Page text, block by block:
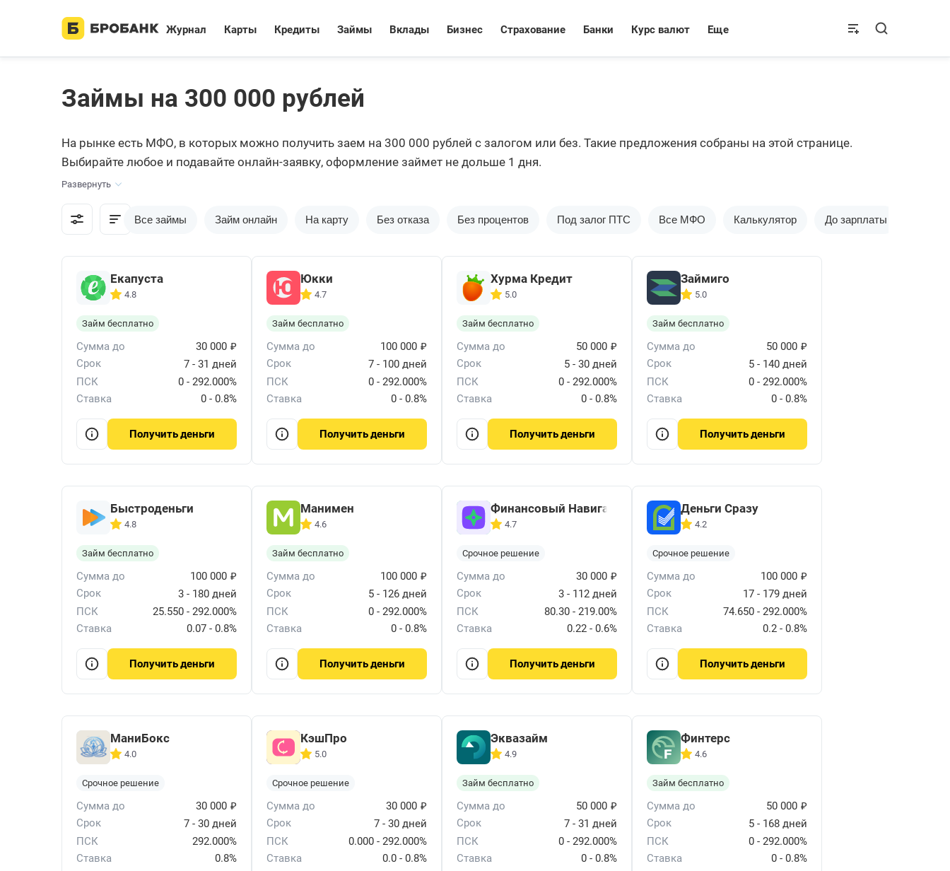
Журнал Карты Кредиты Займы Вклады Бизнес Страхование Банки Курс валют Еще
Займы на 300 000 рублей
На рынке есть МФО, в которых можно получить заем на 300 000 рублей с залогом или без. Такие предложения собраны на этой странице.
Выбирайте любое и подавайте онлайн-заявку, оформление займет не дольше 1 дня.
Развернуть
Все займы Займ онлайн На карту Без отказа Без процентов Под залог ПТС Все МФО Калькулятор До зарплаты
Екапуста
4.8
Займ бесплатно
Сумма до 30 000 ₽
Срок
7 - 31 дней
ПСК
0 - 292.000%
Ставка
0 - 0.8%
Получитьденьги
Юкки
4.7
Займ бесплатно
Сумма до 100 000 ₽
Срок
7 - 100 дней
ПСК
0 - 292.000%
Ставка
0 - 0.8%
Получитьденьги
Хурма Кредит
5.0
Займ бесплатно
Сумма до 50 000 ₽
Срок
5 - 30 дней
ПСК
0 - 292.000%
Ставка
0 - 0.8%
Получитьденьги
Займиго
5.0
Займ бесплатно
Сумма до 50 000 ₽
Срок
5 - 140 дней
ПСК
0 - 292.000%
Ставка
0 - 0.8%
Получитьденьги
Быстроденьги
4.8
Займ бесплатно
Сумма до 100 000 ₽
Срок
3 - 180 дней
ПСК
25.550 - 292.000%
Ставка
0.07 - 0.8%
Получитьденьги
Манимен
4.6
Займ бесплатно
Сумма до 100 000 ₽
Срок
5 - 126 дней
ПСК
0 - 292.000%
Ставка
0 - 0.8%
Получитьденьги
Финансовый Навигатор
4.7
Срочное решение
Сумма до 30 000 ₽
Срок
3 - 112 дней
ПСК
80.30 - 219.00%
Ставка
0.22 - 0.6%
Получитьденьги
Деньги Сразу
4.2
Срочное решение
Сумма до 100 000 ₽
Срок
17 - 179 дней
ПСК
74.650 - 292.000%
Ставка
0.2 - 0.8%
Получитьденьги
МаниБокс
4.0
Срочное решение
Сумма до 30 000 ₽
Срок
7 - 30 дней
ПСК
292.000%
Ставка
0.8%
КэшПро
5.0
Срочное решение
Сумма до 30 000 ₽
Срок
7 - 30 дней
ПСК
0.000 - 292.000%
Ставка
0.0 - 0.8%
Эквазайм
4.9
Займ бесплатно
Сумма до 50 000 ₽
Срок
7 - 31 дней
ПСК
0 - 292.000%
Ставка
0 - 0.8%
Финтерс
4.6
Займ бесплатно
Сумма до 50 000 ₽
Срок
5 - 168 дней
ПСК
0 - 292.000%
Ставка
0 - 0.8%